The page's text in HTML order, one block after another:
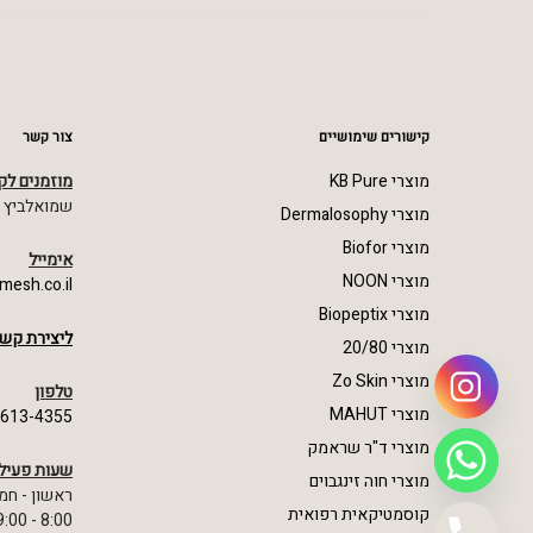
קישורים שימושיים
מוצרי KB Pure
מוצרי Dermalosophy
מוצרי Biofor
מוצרי NOON
מוצרי Biopeptix
מוצרי 20/80
מוצרי Zo Skin
מוצרי MAHUT
מוצרי ד"ר שראמק
מוצרי חוה זינגבוים
קוסמטיקאית רפואית
צור קשר
מוזמנים
שמואלביץ מרדכי
אימייל
ליצירת
טלפון
4355
שעות
ראשון -
8:00 - 19:00